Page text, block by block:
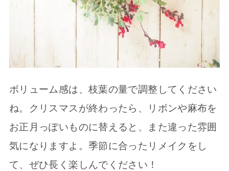
ボリューム感は、枝葉の量で調整してください
ね。クリスマスが終わったら、リボンや麻布を
お正月っぽいものに替えると、また違った雰囲
気になりますよ。季節に合ったリメイクをし
て、ぜひ長く楽しんでください！